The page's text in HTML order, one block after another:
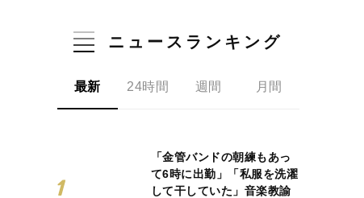
ニュースランキング
最新 24時間 週間 月間
「金管バンドの朝練もあっ
て6時に出勤」「私服を洗濯
して干していた」音楽教諭